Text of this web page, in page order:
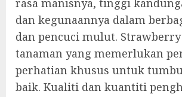
rasa manisnya, tinggi
dan kegunaannya dalam
dan pencuci mulut.
tanaman yang memerlukan
perhatian khusus untuk
baik. Kualiti dan kuantiti